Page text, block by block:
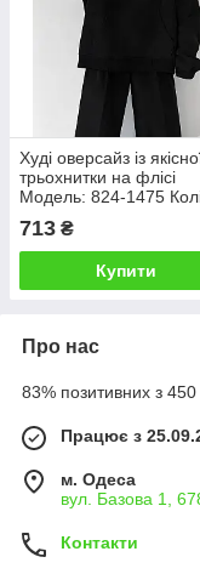
Худі оверсайз із
трьохнитки на флісі
Модель: 824-1475
чорний
713 ₴
Купити
Про нас
83% позитивних з 450
Працює з
м. Одеса
вул. Базова 1,
Контакти